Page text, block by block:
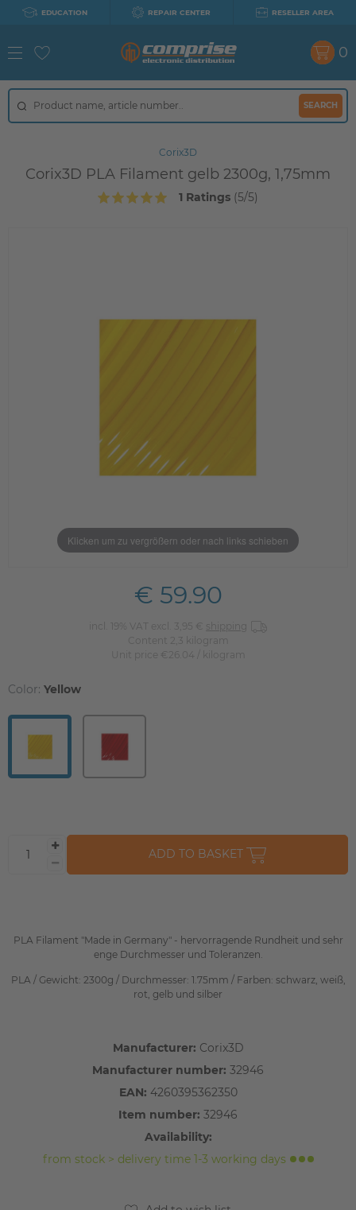
EDUCATION REPAIR CENTER RESELLER AREA
SEARCH
0
Corix3D
Corix3D PLA Filament gelb 2300g, 1,75mm
1 Ratings (5/5)
Klicken um zu vergrößern oder nach links schieben
PLA Filament "Made in Germany" - hervorragende Rundheit und sehr
enge Durchmesser und Toleranzen.
PLA / Gewicht: 2300g / Durchmesser: 1.75mm / Farben: schwarz, weiß,
rot, gelb und silber
Manufacturer: Corix3D
Manufacturer number: 32946
EAN: 4260395362350
Item number: 32946
Availability:
from stock > delivery time 1-3 working days
€ 59.90
incl. 19% VAT excl. 3,95 €
shipping
Content 2,3
kilogram
Unit price
€26.04 / kilogram
Color: Yellow
ADD TO BASKET